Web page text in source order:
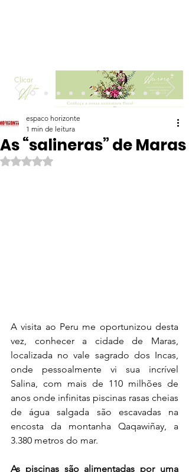
Clicar
As “salineras” de Maras
espaco horizonte
1 min de leitura
Avaliado com NaN de 5 estrelas.
A visita ao Peru me oportunizou desta
vez, conhecer a cidade de Maras,
localizada no vale sagrado dos Incas,
onde pessoalmente vi sua incrível
Salina, com mais de 110 milhões de
anos onde infinitas piscinas rasas cheias
de água salgada são escavadas na
encosta da montanha Qaqawiñay, a
3.380 metros do mar.
As piscinas são alimentadas por uma